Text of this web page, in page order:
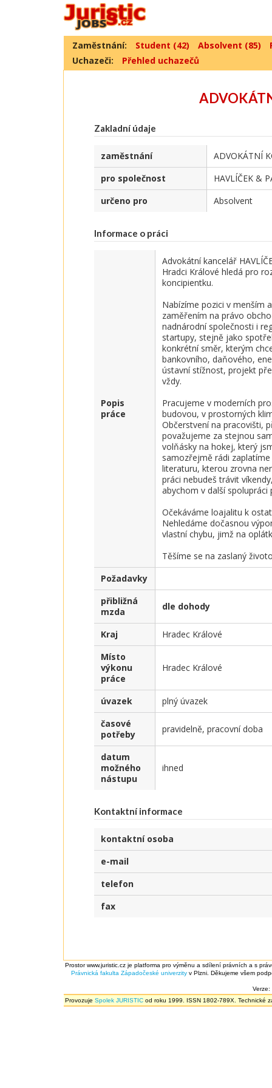
Zaměstnání: Student (42) Absolvent (85)
Uchazeči:
Přehled uchazečů
Zakladní údaje
zaměstnání
ADVOKÁTNÍ
pro společnost
HAVLÍČEK &
určeno pro
Absolvent
Informace o práci
Popis
práce
Advokátní kancelář
Hradci Králové hledá pro
koncipientku.
Nabízíme pozici v menším
zaměřením na právo
nadnárodní společnosti i
startupy, stejně jako
konkrétní směr, kterým
bankovního, daňového,
ústavní stížnost, projekt
vždy.
Pracujeme v moderních
budovou, v prostorných
Občerstvení na pracovišti,
považujeme za stejnou
volňásky na hokej, který
samozřejmě rádi
literaturu, kterou zrovna
práci nebudeš trávit
abychom v další
Očekáváme loajalitu k
Nehledáme dočasnou
vlastní chybu, jimž na
Těšíme se na zaslaný
Požadavky
přibližná
mzda
dle dohody
Kraj
Hradec Králové
Místo
výkonu
práce
Hradec Králové
úvazek
plný úvazek
časové
potřeby
pravidelně, pracovní doba
datum
možného
nástupu
ihned
Kontaktní informace
kontaktní osoba
e-mail
telefon
fax
Prostor www.juristic.cz je platforma pro výměnu a sdílení právních a s
Právnická fakulta Západočeské univerzity v Plzni. Děkujeme všem
Verze:
Provozuje Spolek JURISTIC od roku 1999. ISSN 1802-789X. Technické